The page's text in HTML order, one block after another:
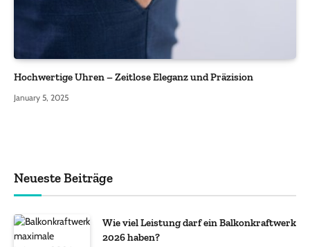
Hochwertige Uhren – Zeitlose Eleganz und Präzision
January 5, 2025
Neueste Beiträge
Wie viel Leistung darf ein Balkonkraftwerk
2026 haben?